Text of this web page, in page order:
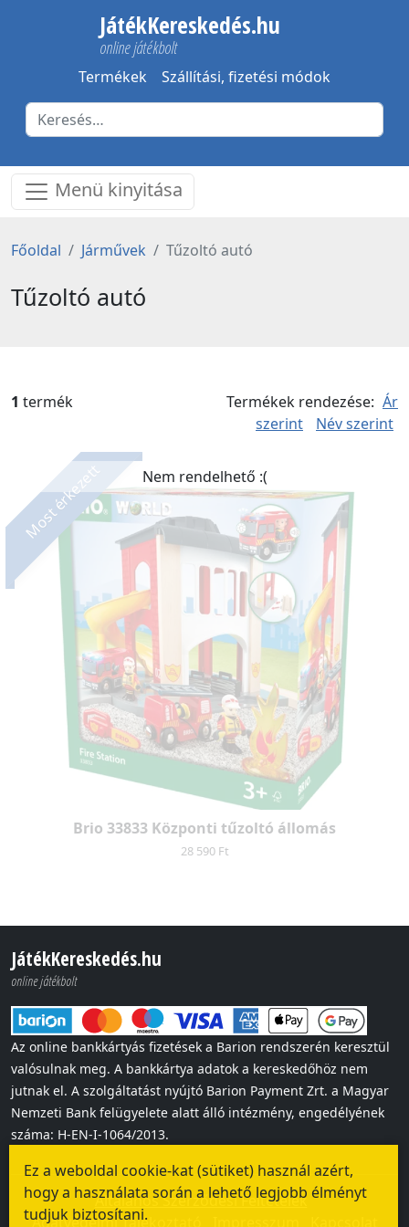
JátékKereskedés.hu
online játékbolt
Termékek Szállítási, fizetési módok
Menü kinyitása
Főoldal Járművek Tűzoltó autó
Tűzoltó autó
1 termék Termékek rendezése: Ár
szerint
Név szerint
Nem rendelhető :(
Most érkezett
Brio 33833 Központi tűzoltó állomás
28 590 Ft
JátékKereskedés.hu
online játékbolt
Az online bankkártyás fizetések a Barion rendszerén keresztül
valósulnak meg. A bankkártya adatok a kereskedőhöz nem
jutnak el. A szolgáltatást nyújtó Barion Payment Zrt. a Magyar
Nemzeti Bank felügyelete alatt álló intézmény, engedélyének
száma: H-EN-I-1064/2013.
Általános Szerződési Feltételek
Adatvédelmi Tájékoztató
Ez a weboldal cookie-kat (sütiket) használ azért,
hogy a használata során a lehető legjobb élményt
tudjuk biztosítani.